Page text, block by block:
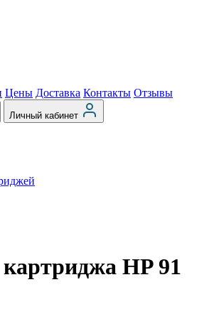
Цены Доставка Контакты Отзывы
Личный кабинет
HP 91